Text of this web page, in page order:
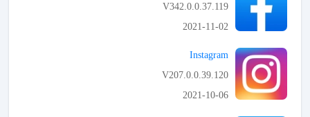
V342.0.0.37.119
2021-11-02
Instagram
V207.0.0.39.120
2021-10-06